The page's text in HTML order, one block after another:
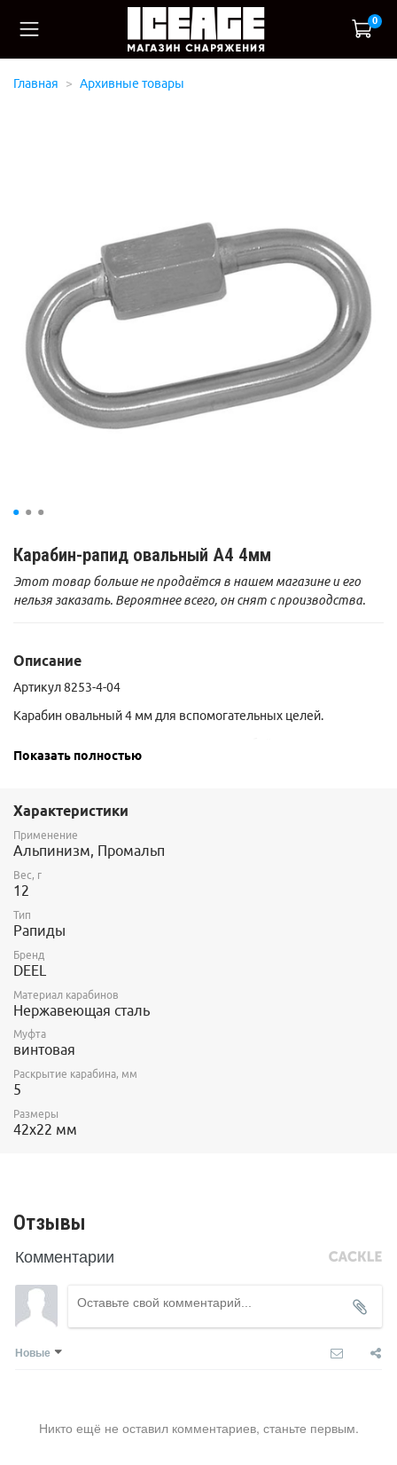
0
Главная Архивные товары
Карабин-рапид овальный А4 4мм
Этот товар больше не продаётся в нашем магазине и его
нельзя заказать. Вероятнее всего, он снят с производства.
Описание
Артикул 8253-4-04
Карабин овальный 4 мм для вспомогательных целей.
элементов.
самостраховки!
Выполнен из нержавеющей стали
Показать полностью
Характеристики
Применение
Альпинизм, Промальп
Вес, г
12
Тип
Рапиды
Бренд
DEEL
Материал карабинов
Нержавеющая сталь
Муфта
винтовая
Раскрытие карабина, мм
5
Размеры
42x22 мм
Отзывы
Комментарии
Новые
Никто ещё не оставил комментариев, станьте первым.